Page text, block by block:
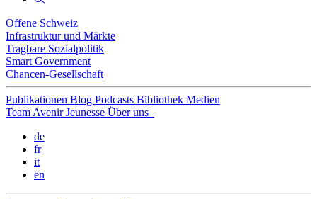
Offene Schweiz
Infrastruktur und Märkte
Tragbare Sozialpolitik
Smart Government
Chancen-Gesellschaft
Publikationen Blog Podcasts Bibliothek Medien
Team Avenir Jeunesse Über uns
de
fr
it
en